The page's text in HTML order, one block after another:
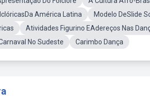
América Latina
Modelo DeSlide
Atividades Figurino EAdereços Nas
No Sudeste Carimbo Dança